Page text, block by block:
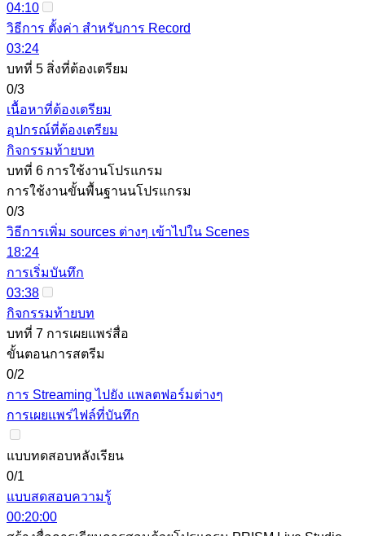
04:10
วิธีการ ตั้งค่า สำหรับการ Record
03:24
บทที่ 5 สิ่งที่ต้องเตรียม
0/3
เนื้อหาที่ต้องเตรียม
อุปกรณ์ที่ต้องเตรียม
กิจกรรมท้ายบท
บทที่ 6 การใช้งานโปรแกรม
การใช้งานขั้นพื้นฐานนโปรแกรม
0/3
วิธีการเพิ่ม sources ต่างๆ เข้าไปใน Scenes
18:24
การเริ่มบันทึก
03:38
กิจกรรมท้ายบท
บทที่ 7 การเผยแพร่สื่อ
ขั้นตอนการสตรีม
0/2
การ Streaming ไปยัง แพลตฟอร์มต่างๆ
การเผยแพร่ไฟล์ที่บันทึก
แบบทดสอบหลังเรียน
0/1
แบบสดสอบความรู้
00:20:00